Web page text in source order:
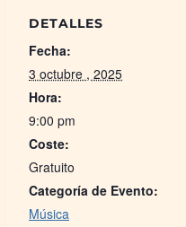
DETALLES
Fecha:
3 octubre , 2025
Hora:
9:00 pm
Coste:
Gratuito
Categoría de Evento:
Música